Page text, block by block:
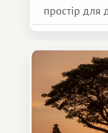
простір для
зробити для
особливе.
але тепле і